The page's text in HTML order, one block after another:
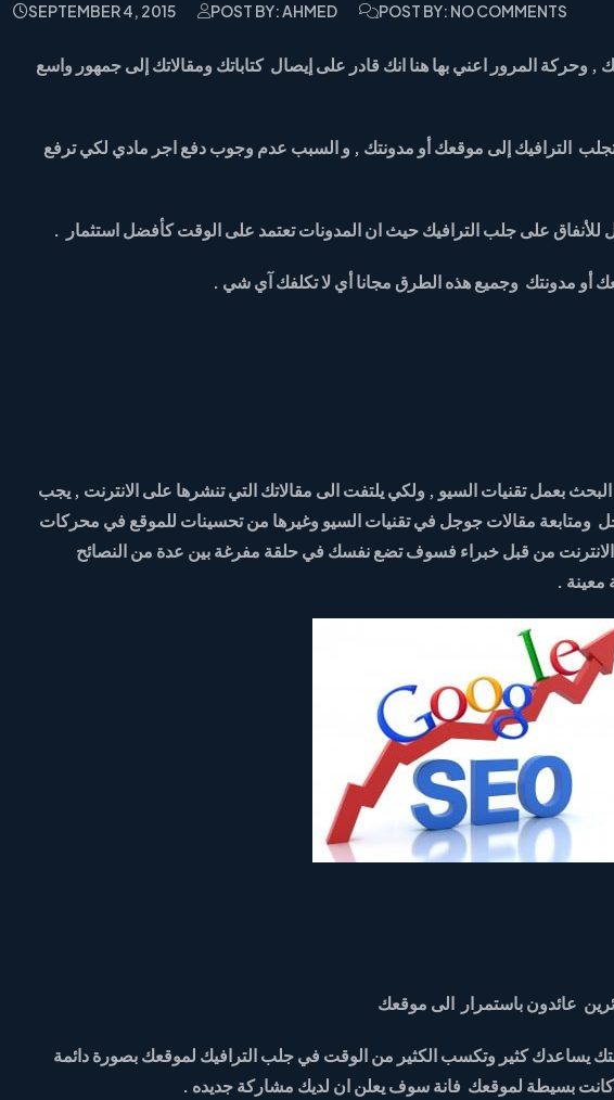
SEPTEMBER 4, 2015 POST BY: AHMED POST BY: NO COMMENTS
, وحركة المرور اعني بها هنا انك قادر على إيصال كتاباتك ومقالاتك إلى جمهور واسع
تجلب الترافيك إلى موقعك أو مدونتك , و السبب عدم وجوب دفع اجر مادي لكي ترفع
للأنفاق على جلب الترافيك حيث ان المدونات تعتمد على الوقت كأفضل استثمار .
أو مدونتك وجميع هذه الطرق مجانا أي لا تكلفك آي شي .
بعمل تقنيات السيو , ولكي يلتفت الى مقالاتك التي تنشرها على الانترنت , يجب
ومتابعة مقالات جوجل في تقنيات السيو وغيرها من تحسينات للموقع في محركات
الانترنت من قبل خبراء فسوف تضع نفسك في حلقة مفرغة بين عدة من النصائح
معينة .
عائدون باستمرار الى موقعك
يساعدك كثير وتكسب الكثير من الوقت في جلب الترافيك لموقعك بصورة دائمة
بسيطة لموقعك فانة سوف يعلن ان لديك مشاركة جديده .